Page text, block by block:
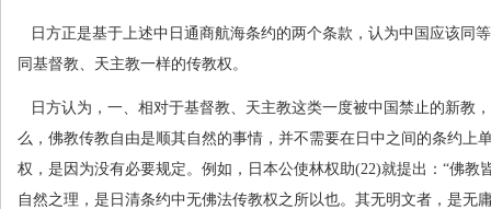
日方正是基于上述中日通商航海条约的两个条款，认为中国应该同
同基督教、天主教一样的传教权。
日方认为，一、相对于基督教、天主教这类一度被中国禁止的新教
么，佛教传教自由是顺其自然的事情，并不需要在日中之间的条约上
权，是因为没有必要规定。例如，日本公使林权助(22)就提出：“佛教
自然之理，是日清条约中无佛法传教权之所以也。其无明文者，是无